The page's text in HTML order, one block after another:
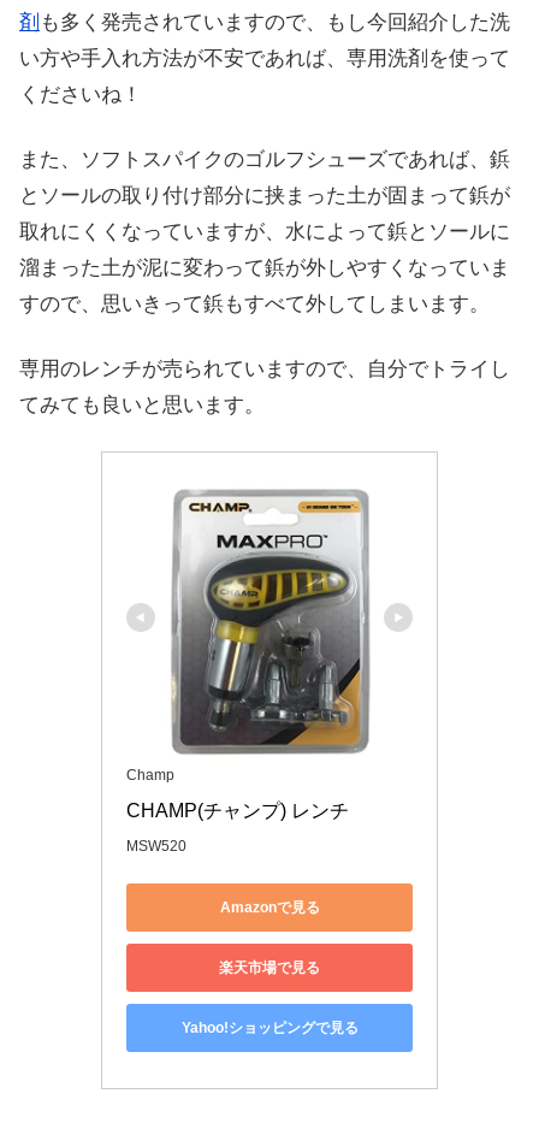
剤 も多く発売されていますので、もし今回紹介した洗
い方や手入れ方法が不安であれば、専用洗剤を使って
くださいね！
また、ソフトスパイクのゴルフシューズであれば、鋲
とソールの取り付け部分に挟まった土が固まって鋲が
取れにくくなっていますが、 水によって鋲とソールに
溜まった土が泥に変わって鋲が外しやすくなっていま
すので、思いきって鋲もすべて外してしまいます。
専用のレンチが売られていますので、自分でトライし
てみても良いと思います。
Champ
CHAMP(チャンプ) レンチ
MSW520
Amazonで見る
楽天市場で見る
Yahoo!ショッピングで見る